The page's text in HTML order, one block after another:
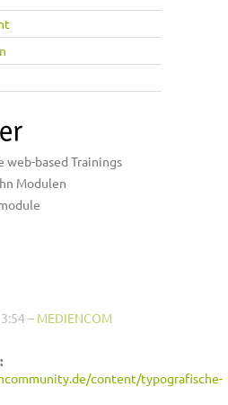
web-based Trainings
Modulen
– MEDIENCOM
content/typografische-